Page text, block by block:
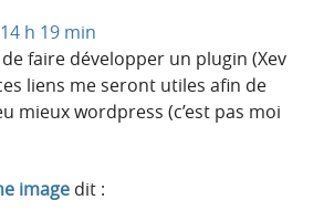
h 19 min
faire développer un plugin (Xev
liens me seront utiles afin de
mieux wordpress (c’est pas moi
image dit :